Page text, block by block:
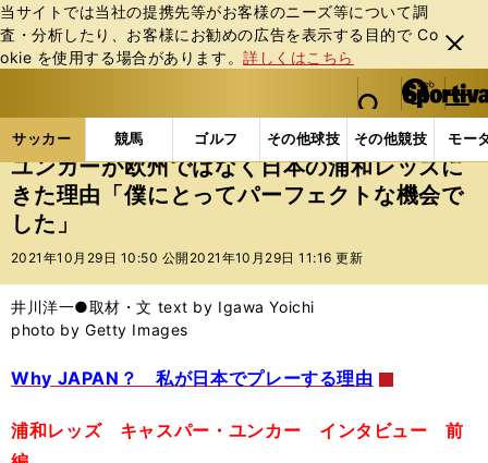
当サイトでは当社の提携先等がお客様のニーズ等について調
査・分析したり、お客様にお勧めの広告を表⽰する⽬的で Co
okie を使⽤する場合があります。詳しくはこちら
閉じ
る
web Sportiva (webスポルティーバ)
検索
マイペ
ー
ジ
メニュ
サッカー 競馬 ゴルフ その他球技 その他競技 モー
ス
ポ
ル
テ
ー
バ
サッカーの記事一覧 Jリーグ他 Jリーグ ユンカ
ユンカーが欧州ではなく日本の浦和レッズに
きた理由「僕にとってパーフェクトな機会で
した」
2021年10月29日 10:50 公開 2021年10月29日 11:16 更新
井川洋一●取材・文 text by Igawa Yoichi
photo by Getty Images
Why JAPAN？ 私が日本でプレーする理由
浦和レッズ キャスパー・ユンカー インタビュー 前